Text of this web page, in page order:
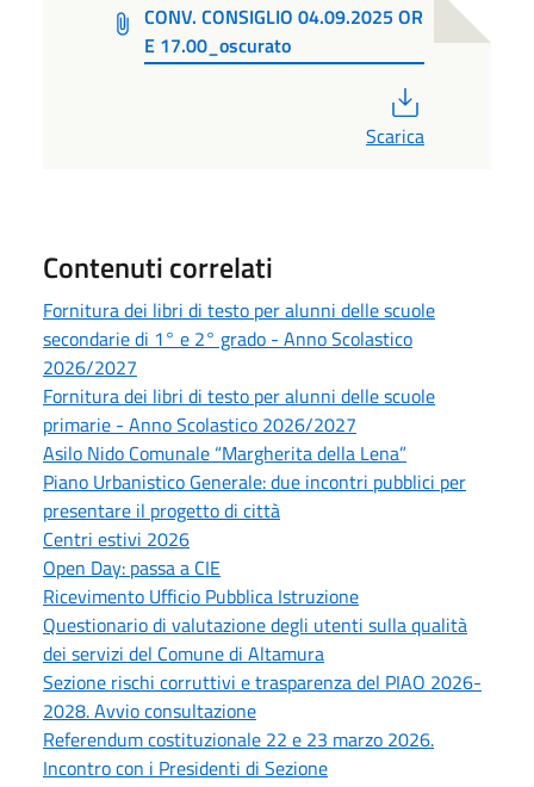
CONV. CONSIGLIO 04.09.2025 OR
E 17.00_oscurato
Scarica
Contenuti correlati
Fornitura dei libri di testo per alunni delle scuole
secondarie di 1° e 2° grado - Anno Scolastico
2026/2027
Fornitura dei libri di testo per alunni delle scuole
primarie - Anno Scolastico 2026/2027
Asilo Nido Comunale “Margherita della Lena”
Piano Urbanistico Generale: due incontri pubblici per
presentare il progetto di città
Centri estivi 2026
Open Day: passa a CIE
Ricevimento Ufficio Pubblica Istruzione
Questionario di valutazione degli utenti sulla qualità
dei servizi del Comune di Altamura
Sezione rischi corruttivi e trasparenza del PIAO 2026-
2028. Avvio consultazione
Referendum costituzionale 22 e 23 marzo 2026.
Incontro con i Presidenti di Sezione